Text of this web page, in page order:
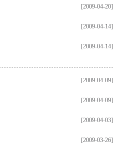
[2009-04-20]
[2009-04-14]
[2009-04-14]
[2009-04-09]
[2009-04-09]
[2009-04-03]
[2009-03-26]